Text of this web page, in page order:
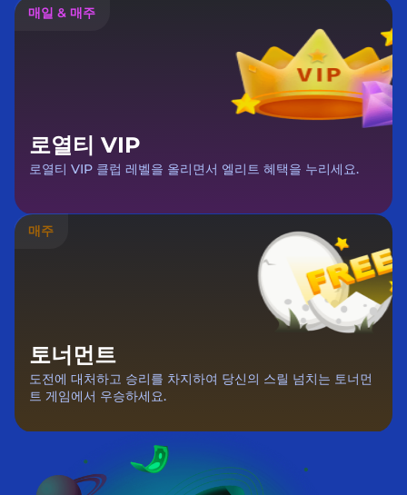
매일 & 매주
로열티 VIP
로열티 VIP 클럽 레벨을 올리면서 엘리트 혜택을 누리세요.
매주
토너먼트
도전에 대처하고 승리를 차지하여 당신의 스릴 넘치는 토너먼
트 게임에서 우승하세요.